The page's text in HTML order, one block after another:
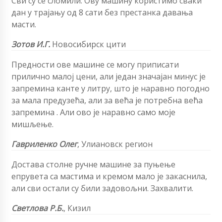
дан у трајању од 8 сати без престанка давања
масти.
Зотов И.Г. Новосибирск цити
Предности ове машине се могу приписати
прилично малој цени, али један значајан минус је
запремина канте у литру, што је наравно погодно
за мала предузећа, али за већа је потребна већа
запремина . Али ово је наравно само моје
мишљење.
Гавриленко Олег, Улиановск регион
Достава столне ручне машине за пуњење
епрувета са мастима и кремом мало је закаснила,
али сви остали су били задовољни. Захвалити.
СветловаР.Б., Кизил